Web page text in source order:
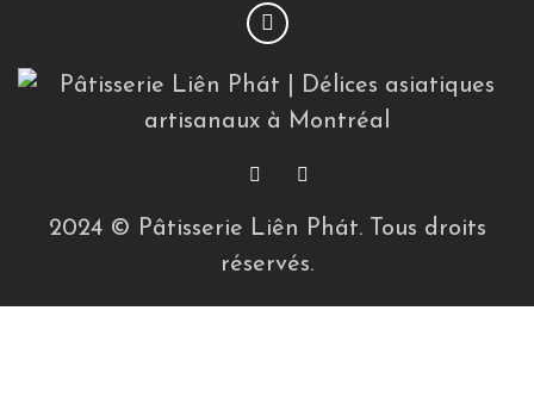
2024 © Pâtisserie Liên Phát. Tous droits
réservés.